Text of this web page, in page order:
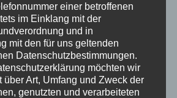
einer betroffenen
im Einklang mit der
und in
mit den für uns geltenden
Datenschutzbestimmungen.
möchten wir
über Art, Umfang und Zweck der
genutzten und verarbeiteten